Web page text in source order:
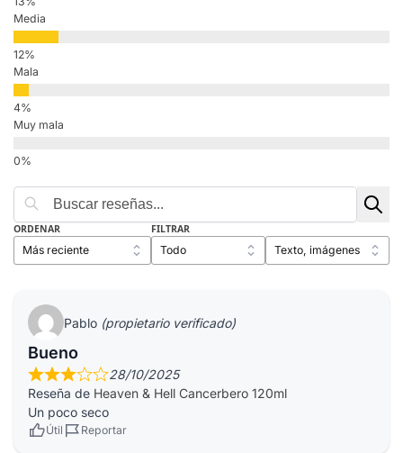
Media
Mala
Muy mala
ORDENAR FILTRAR
Pablo (propietario verificado)
Bueno
28/10/2025
Reseña de Heaven & Hell Cancerbero 120ml
Un poco seco
Útil Reportar